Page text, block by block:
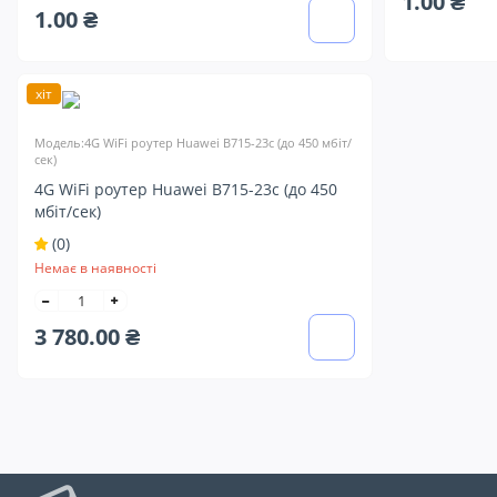
1.00 ₴
хіт
Модель:4G WiFi роутер Huawei B715-23c (до 450 мбіт/
сек)
4G WiFi роутер Huawei B715-23c (до 450
мбіт/сек)
(0)
Немає в наявності
3 780.00 ₴